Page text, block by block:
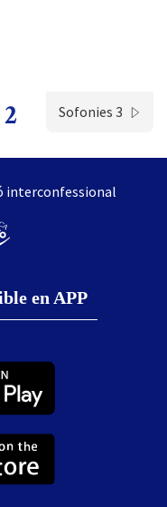
Sofonies 3
interconfessional
en APP